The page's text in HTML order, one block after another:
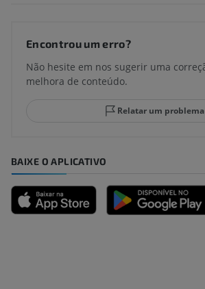
Encontrou um erro?
Não hesite em nos sugerir uma
melhora de conteúdo.
Relatar um problema
BAIXE O APLICATIVO